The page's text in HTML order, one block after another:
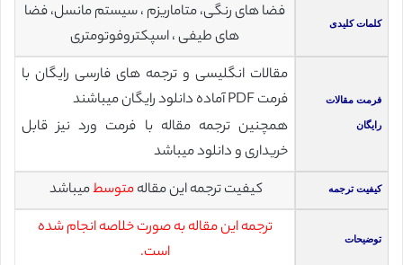
کلمات کلیدی
فضا های رنگی، متاماریزم ، سیستم مانسل، فضا
های طیفی ، اسپکتروفوتومتری
فرمت مقالات
رایگان
مقالات انگلیسی و ترجمه های فارسی رایگان با
فرمت PDF آماده دانلود رایگان میباشند
همچنین ترجمه مقاله با فرمت ورد نیز قابل
خریداری و دانلود میباشد
کیفیت ترجمه کیفیت ترجمه این مقالهمتوسطمیباشد
توضیحات
ترجمه این مقاله به صورت خلاصه انجام شده
است.